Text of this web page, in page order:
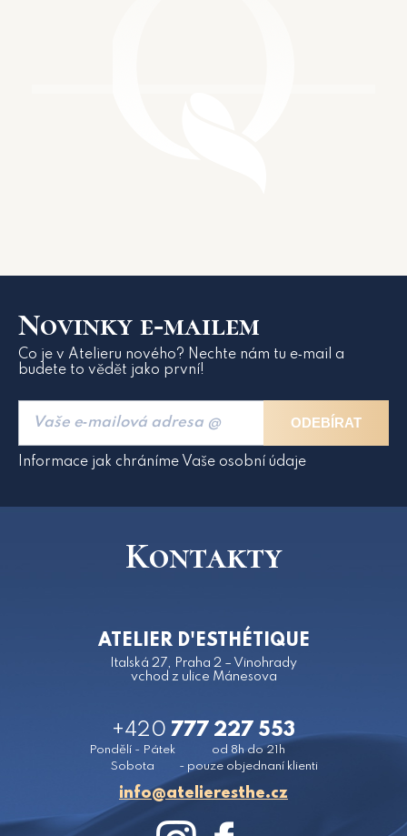
Novinky e‑mailem
Co je v Atelieru nového? Nechte nám tu e‑mail a
budete to vědět jako první!
ODEBÍRAT
Informace jak chráníme Vaše osobní údaje
Kontakty
ATELIER D'ESTHÉTIQUE
Italská 27, Praha 2 – Vinohrady
vchod z ulice Mánesova
+420 777 227 553
Pondělí - Pátek
od 8h do 21h
Sobota
- pouze objednaní klienti
zc.ehtsereileta@ofni